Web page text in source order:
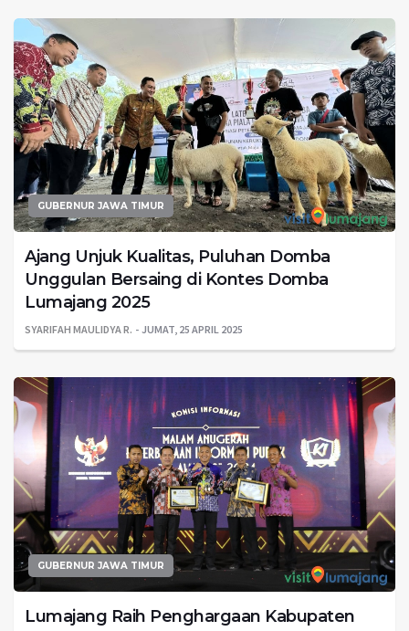
GUBERNUR JAWA TIMUR
Ajang Unjuk Kualitas, Puluhan Domba
Unggulan Bersaing di Kontes Domba
Lumajang 2025
SYARIFAH MAULIDYA R. JUMAT, 25 APRIL 2025
GUBERNUR JAWA TIMUR
Lumajang Raih Penghargaan Kabupaten